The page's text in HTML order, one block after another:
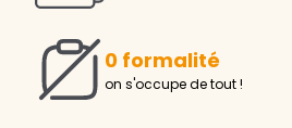
0 formalité
on s'occupe de tout !